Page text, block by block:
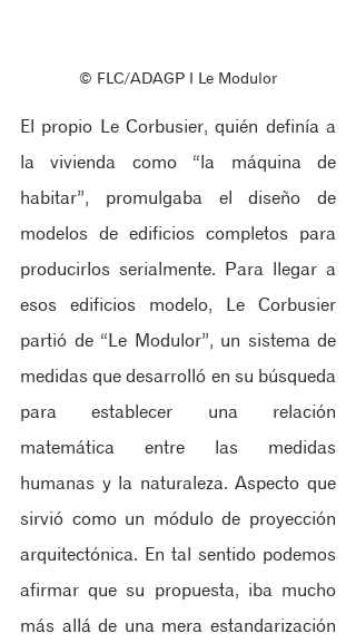
© FLC/ADAGP ‖ Le Modulor
El propio Le Corbusier, quién definía a
la vivienda como “la máquina de
habitar”, promulgaba el diseño de
modelos de edificios completos para
producirlos serialmente. Para llegar a
esos edificios modelo, Le Corbusier
partió de “Le Modulor”, un sistema de
medidas que desarrolló en su búsqueda
para establecer una relación
matemática entre las medidas
humanas y la naturaleza. Aspecto que
sirvió como un módulo de proyección
arquitectónica. En tal sentido podemos
afirmar que su propuesta, iba mucho
más allá de una mera estandarización